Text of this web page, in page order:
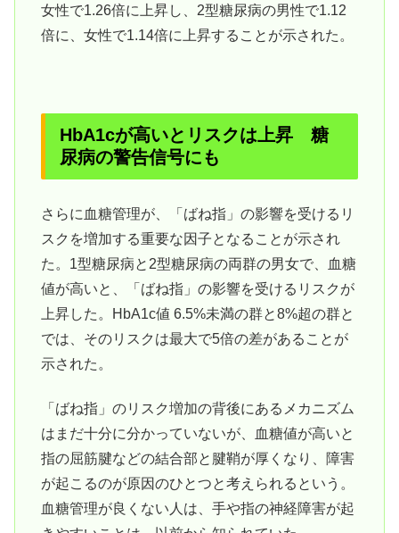
女性で1.26倍に上昇し、2型糖尿病の男性で1.12
倍に、女性で1.14倍に上昇することが示された。
HbA1cが高いとリスクは上昇 糖
尿病の警告信号にも
さらに血糖管理が、「ばね指」の影響を受けるリ
スクを増加する重要な因子となることが示され
た。1型糖尿病と2型糖尿病の両群の男女で、血糖
値が高いと、「ばね指」の影響を受けるリスクが
上昇した。HbA1c値 6.5%未満の群と8%超の群と
では、そのリスクは最大で5倍の差があることが
示された。
「ばね指」のリスク増加の背後にあるメカニズム
はまだ十分に分かっていないが、血糖値が高いと
指の屈筋腱などの結合部と腱鞘が厚くなり、障害
が起こるのが原因のひとつと考えられるという。
血糖管理が良くない人は、手や指の神経障害が起